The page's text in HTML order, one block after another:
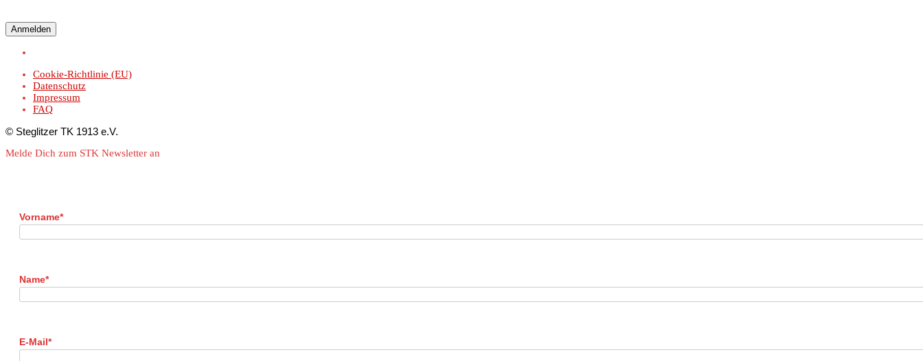
Anmelden
Cookie-Richtlinie (EU)
Datenschutz
Impressum
FAQ
© Steglitzer TK 1913 e.V.
Melde Dich zum STK Newsletter an
Vorname*
Name*
E-Mail*